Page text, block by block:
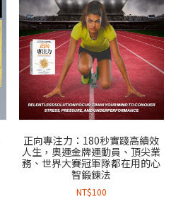
正向專注力：180秒實踐高績效
人生，奧運金牌運動員、頂尖業
務、世界大賽冠軍隊都在用的心
智鍛鍊法
NT$100